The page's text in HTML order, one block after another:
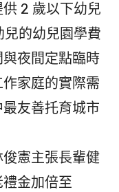
2 歲以下幼兒
的幼兒園學費
夜間定點臨時
家庭的實際需
友善托育城市
憲主張長輩健
金加倍至